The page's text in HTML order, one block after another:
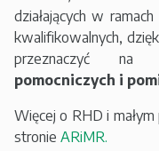
działających w
kwalifikowalnych,
przeznaczyć na
pomocniczych i
Więcej o RHD i
stronie ARiMR.